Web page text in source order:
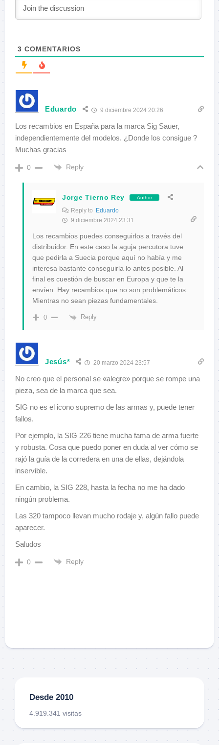
3 COMENTARIOS
Eduardo 9 diciembre 2024 20:26
Los recambios en España para la marca Sig Sauer,
independientemente del modelos. ¿Donde los consigue ?
Muchas gracias
0 Reply
Jorge Tierno Rey Author
Reply to
Eduardo
9 diciembre 2024 23:31
Los recambios puedes conseguirlos a través del
distribuidor. En este caso la aguja percutora tuve
que pedirla a Suecia porque aquí no había y me
interesa bastante conseguirla lo antes posible. Al
final es cuestión de buscar en Europa y que te la
envíen. Hay recambios que no son problemáticos.
Mientras no sean piezas fundamentales.
0 Reply
Jesús* 20 marzo 2024 23:57
No creo que el personal se «alegre» porque se rompe una
pieza, sea de la marca que sea.
SIG no es el icono supremo de las armas y, puede tener
fallos.
Por ejemplo, la SIG 226 tiene mucha fama de arma fuerte
y robusta. Cosa que puedo poner en duda al ver cómo se
rajó la guía de la corredera en una de ellas, dejándola
inservible.
En cambio, la SIG 228, hasta la fecha no me ha dado
ningún problema.
Las 320 tampoco llevan mucho rodaje y, algún fallo puede
aparecer.
Saludos
0 Reply
Desde 2010
4.919.341 visitas